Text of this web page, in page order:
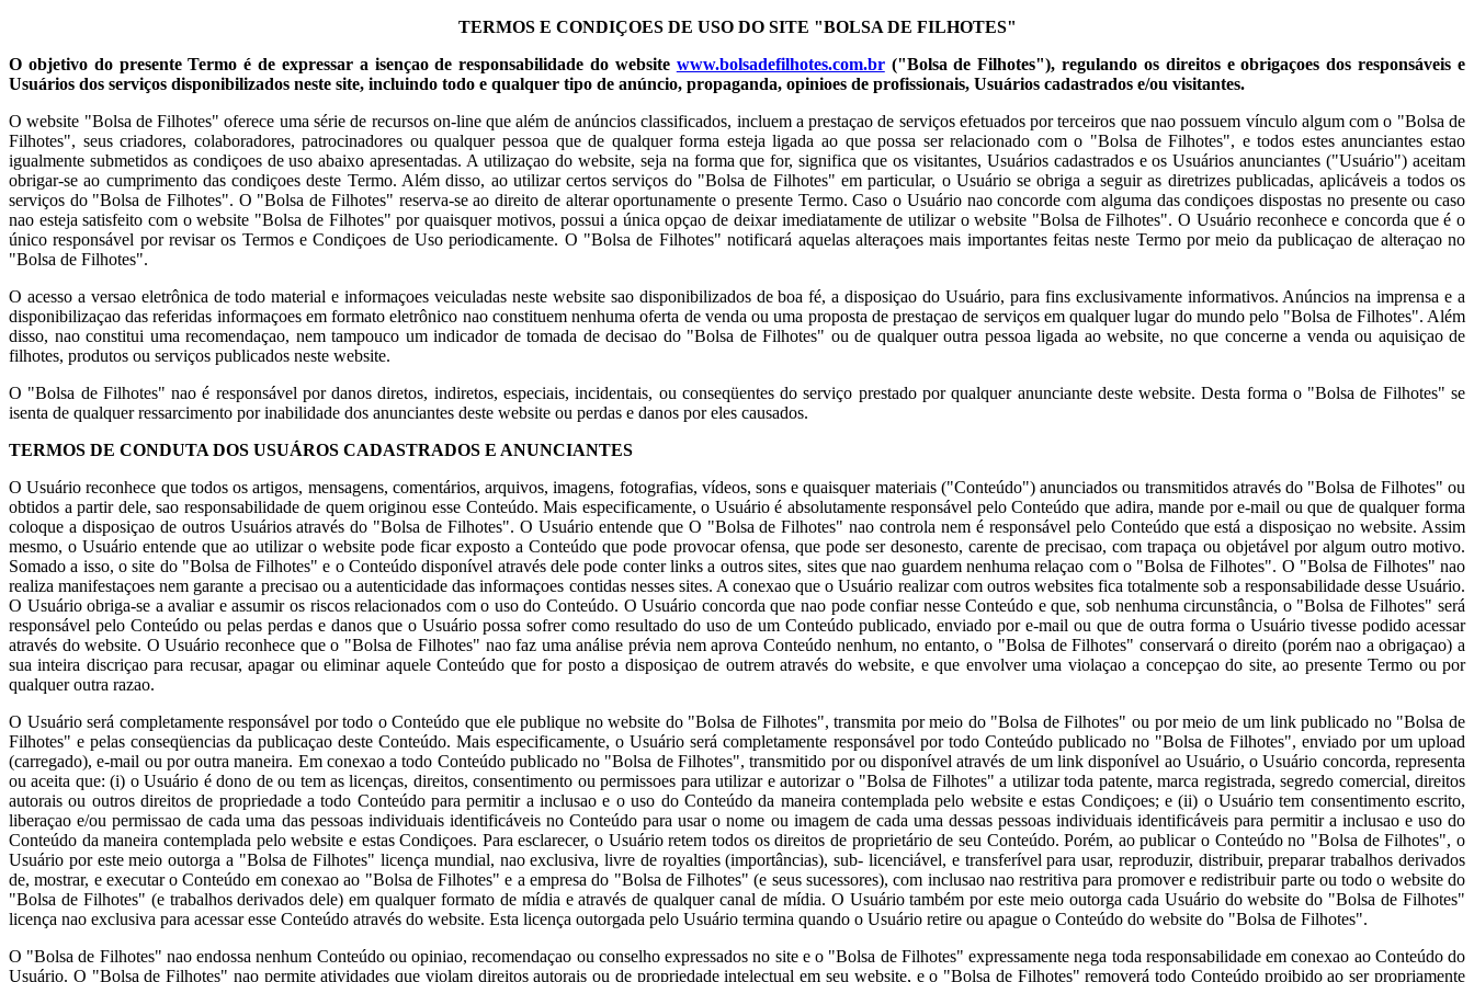
TERMOS E CONDIÇOES DE USO DO SITE "BOLSA DE FILHOTES"
O objetivo do presente Termo é de expressar a isençao de responsabilidade do website www.bolsadefilhotes.com.br("Bolsa de Filhotes"), regulando os direitos e obrigaçoes dos responsáveis e
Usuários dos serviços disponibilizados neste site, incluindo todo e qualquer tipo de anúncio, propaganda, opinioes de profissionais, Usuários cadastrados e/ou visitantes.
O website "Bolsa de Filhotes" oferece uma série de recursos on-line que além de anúncios classificados, incluem a prestaçao de serviços efetuados por terceiros que nao possuem vínculo algum com o "Bolsa de
Filhotes", seus criadores, colaboradores, patrocinadores ou qualquer pessoa que de qualquer forma esteja ligada ao que possa ser relacionado com o "Bolsa de Filhotes", e todos estes anunciantes estao
igualmente submetidos as condiçoes de uso abaixo apresentadas. A utilizaçao do website, seja na forma que for, significa que os visitantes, Usuários cadastrados e os Usuários anunciantes ("Usuário") aceitam
obrigar-se ao cumprimento das condiçoes deste Termo. Além disso, ao utilizar certos serviços do "Bolsa de Filhotes" em particular, o Usuário se obriga a seguir as diretrizes publicadas, aplicáveis a todos os
serviços do "Bolsa de Filhotes". O "Bolsa de Filhotes" reserva-se ao direito de alterar oportunamente o presente Termo. Caso o Usuário nao concorde com alguma das condiçoes dispostas no presente ou caso
nao esteja satisfeito com o website "Bolsa de Filhotes" por quaisquer motivos, possui a única opçao de deixar imediatamente de utilizar o website "Bolsa de Filhotes". O Usuário reconhece e concorda que é o
único responsável por revisar os Termos e Condiçoes de Uso periodicamente. O "Bolsa de Filhotes" notificará aquelas alteraçoes mais importantes feitas neste Termo por meio da publicaçao de alteraçao no
"Bolsa de Filhotes".
O acesso a versao eletrônica de todo material e informaçoes veiculadas neste website sao disponibilizados de boa fé, a disposiçao do Usuário, para fins exclusivamente informativos. Anúncios na imprensa e a
disponibilizaçao das referidas informaçoes em formato eletrônico nao constituem nenhuma oferta de venda ou uma proposta de prestaçao de serviços em qualquer lugar do mundo pelo "Bolsa de Filhotes". Além
disso, nao constitui uma recomendaçao, nem tampouco um indicador de tomada de decisao do "Bolsa de Filhotes" ou de qualquer outra pessoa ligada ao website, no que concerne a venda ou aquisiçao de
filhotes, produtos ou serviços publicados neste website.
O "Bolsa de Filhotes" nao é responsável por danos diretos, indiretos, especiais, incidentais, ou conseqüentes do serviço prestado por qualquer anunciante deste website. Desta forma o "Bolsa de Filhotes" se
isenta de qualquer ressarcimento por inabilidade dos anunciantes deste website ou perdas e danos por eles causados.
TERMOS DE CONDUTA DOS USUÁROS CADASTRADOS E ANUNCIANTES
O Usuário reconhece que todos os artigos, mensagens, comentários, arquivos, imagens, fotografias, vídeos, sons e quaisquer materiais ("Conteúdo") anunciados ou transmitidos através do "Bolsa de Filhotes" ou
obtidos a partir dele, sao responsabilidade de quem originou esse Conteúdo. Mais especificamente, o Usuário é absolutamente responsável pelo Conteúdo que adira, mande por e-mail ou que de qualquer forma
coloque a disposiçao de outros Usuários através do "Bolsa de Filhotes". O Usuário entende que O "Bolsa de Filhotes" nao controla nem é responsável pelo Conteúdo que está a disposiçao no website. Assim
mesmo, o Usuário entende que ao utilizar o website pode ficar exposto a Conteúdo que pode provocar ofensa, que pode ser desonesto, carente de precisao, com trapaça ou objetável por algum outro motivo.
Somado a isso, o site do "Bolsa de Filhotes" e o Conteúdo disponível através dele pode conter links a outros sites, sites que nao guardem nenhuma relaçao com o "Bolsa de Filhotes". O "Bolsa de Filhotes" nao
realiza manifestaçoes nem garante a precisao ou a autenticidade das informaçoes contidas nesses sites. A conexao que o Usuário realizar com outros websites fica totalmente sob a responsabilidade desse Usuário.
O Usuário obriga-se a avaliar e assumir os riscos relacionados com o uso do Conteúdo. O Usuário concorda que nao pode confiar nesse Conteúdo e que, sob nenhuma circunstância, o "Bolsa de Filhotes" será
responsável pelo Conteúdo ou pelas perdas e danos que o Usuário possa sofrer como resultado do uso de um Conteúdo publicado, enviado por e-mail ou que de outra forma o Usuário tivesse podido acessar
através do website. O Usuário reconhece que o "Bolsa de Filhotes" nao faz uma análise prévia nem aprova Conteúdo nenhum, no entanto, o "Bolsa de Filhotes" conservará o direito (porém nao a obrigaçao) a
sua inteira discriçao para recusar, apagar ou eliminar aquele Conteúdo que for posto a disposiçao de outrem através do website, e que envolver uma violaçao a concepçao do site, ao presente Termo ou por
qualquer outra razao.
O Usuário será completamente responsável por todo o Conteúdo que ele publique no website do "Bolsa de Filhotes", transmita por meio do "Bolsa de Filhotes" ou por meio de um link publicado no "Bolsa de
Filhotes" e pelas conseqüencias da publicaçao deste Conteúdo. Mais especificamente, o Usuário será completamente responsável por todo Conteúdo publicado no "Bolsa de Filhotes", enviado por um upload
(carregado), e-mail ou por outra maneira. Em conexao a todo Conteúdo publicado no "Bolsa de Filhotes", transmitido por ou disponível através de um link disponível ao Usuário, o Usuário concorda, representa
ou aceita que: (i) o Usuário é dono de ou tem as licenças, direitos, consentimento ou permissoes para utilizar e autorizar o "Bolsa de Filhotes" a utilizar toda patente, marca registrada, segredo comercial, direitos
autorais ou outros direitos de propriedade a todo Conteúdo para permitir a inclusao e o uso do Conteúdo da maneira contemplada pelo website e estas Condiçoes; e (ii) o Usuário tem consentimento escrito,
liberaçao e/ou permissao de cada uma das pessoas individuais identificáveis no Conteúdo para usar o nome ou imagem de cada uma dessas pessoas individuais identificáveis para permitir a inclusao e uso do
Conteúdo da maneira contemplada pelo website e estas Condiçoes. Para esclarecer, o Usuário retem todos os direitos de proprietário de seu Conteúdo. Porém, ao publicar o Conteúdo no "Bolsa de Filhotes", o
Usuário por este meio outorga a "Bolsa de Filhotes" licença mundial, nao exclusiva, livre de royalties (importâncias), sub- licenciável, e transferível para usar, reproduzir, distribuir, preparar trabalhos derivados
de, mostrar, e executar o Conteúdo em conexao ao "Bolsa de Filhotes" e a empresa do "Bolsa de Filhotes" (e seus sucessores), com inclusao nao restritiva para promover e redistribuir parte ou todo o website do
"Bolsa de Filhotes" (e trabalhos derivados dele) em qualquer formato de mídia e através de qualquer canal de mídia. O Usuário também por este meio outorga cada Usuário do website do "Bolsa de Filhotes"
licença nao exclusiva para acessar esse Conteúdo através do website. Esta licença outorgada pelo Usuário termina quando o Usuário retire ou apague o Conteúdo do website do "Bolsa de Filhotes".
O "Bolsa de Filhotes" nao endossa nenhum Conteúdo ou opiniao, recomendaçao ou conselho expressados no site e o "Bolsa de Filhotes" expressamente nega toda responsabilidade em conexao ao Conteúdo do
Usuário. O "Bolsa de Filhotes" nao permite atividades que violam direitos autorais ou de propriedade intelectual em seu website, e o "Bolsa de Filhotes" removerá todo Conteúdo proibido ao ser propriamente